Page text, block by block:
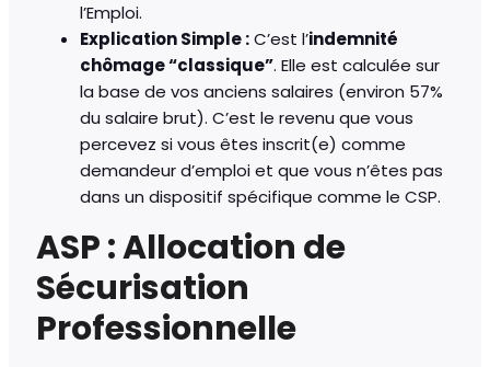
l’Emploi.
Explication Simple :C’est l’indemnité
chômage “classique”. Elle est calculée sur
la base de vos anciens salaires (environ 57%
du salaire brut). C’est le revenu que vous
percevez si vous êtes inscrit(e) comme
demandeur d’emploi et que vous n’êtes pas
dans un dispositif spécifique comme le CSP.
ASP : Allocation de
Sécurisation
Professionnelle